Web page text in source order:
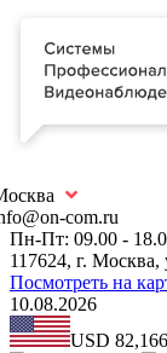
com.ru
Пн-Пт: 09.00 -
117624, г.
Посмотреть на
10.08.2026
USD